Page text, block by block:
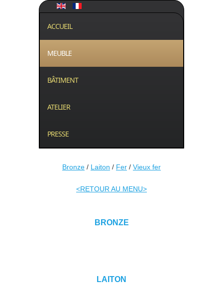
ACCUEIL
MEUBLE
BÂTIMENT
ATELIER
PRESSE
Bronze / Laiton / Fer / Vieux fer
<RETOUR AU MENU>
BRONZE
LAITON